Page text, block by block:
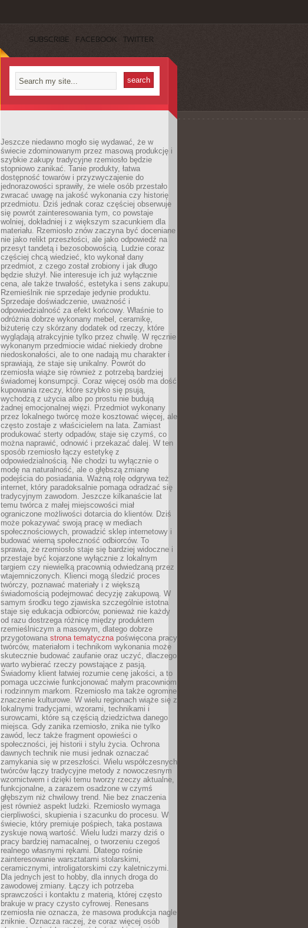
SUBSCRIBE FACEBOOK TWITTER
Jeszcze niedawno mogło się wydawać, że w
świecie zdominowanym przez masową produkcję i
szybkie zakupy tradycyjne rzemiosło będzie
stopniowo zanikać. Tanie produkty, łatwa
dostępność towarów i przyzwyczajenie do
jednorazowości sprawiły, że wiele osób przestało
zwracać uwagę na jakość wykonania czy historię
przedmiotu. Dziś jednak coraz częściej obserwuje
się powrót zainteresowania tym, co powstaje
wolniej, dokładniej i z większym szacunkiem dla
materiału. Rzemiosło znów zaczyna być doceniane
nie jako relikt przeszłości, ale jako odpowiedź na
przesyt tandetą i bezosobowością. Ludzie coraz
częściej chcą wiedzieć, kto wykonał dany
przedmiot, z czego został zrobiony i jak długo
będzie służył. Nie interesuje ich już wyłącznie
cena, ale także trwałość, estetyka i sens zakupu.
Rzemieślnik nie sprzedaje jedynie produktu.
Sprzedaje doświadczenie, uważność i
odpowiedzialność za efekt końcowy. Właśnie to
odróżnia dobrze wykonany mebel, ceramikę,
biżuterię czy skórzany dodatek od rzeczy, które
wyglądają atrakcyjnie tylko przez chwilę. W ręcznie
wykonanym przedmiocie widać niekiedy drobne
niedoskonałości, ale to one nadają mu charakter i
sprawiają, że staje się unikalny. Powrót do
rzemiosła wiąże się również z potrzebą bardziej
świadomej konsumpcji. Coraz więcej osób ma dość
kupowania rzeczy, które szybko się psują,
wychodzą z użycia albo po prostu nie budują
żadnej emocjonalnej więzi. Przedmiot wykonany
przez lokalnego twórcę może kosztować więcej, ale
często zostaje z właścicielem na lata. Zamiast
produkować sterty odpadów, staje się czymś, co
można naprawić, odnowić i przekazać dalej. W ten
sposób rzemiosło łączy estetykę z
odpowiedzialnością. Nie chodzi tu wyłącznie o
modę na naturalność, ale o głębszą zmianę
podejścia do posiadania. Ważną rolę odgrywa też
internet, który paradoksalnie pomaga odradzać się
tradycyjnym zawodom. Jeszcze kilkanaście lat
temu twórca z małej miejscowości miał
ograniczone możliwości dotarcia do klientów. Dziś
może pokazywać swoją pracę w mediach
społecznościowych, prowadzić sklep internetowy i
budować wierną społeczność odbiorców. To
sprawia, że rzemiosło staje się bardziej widoczne i
przestaje być kojarzone wyłącznie z lokalnym
targiem czy niewielką pracownią odwiedzaną przez
wtajemniczonych. Klienci mogą śledzić proces
twórczy, poznawać materiały i z większą
świadomością podejmować decyzję zakupową. W
samym środku tego zjawiska szczególnie istotna
staje się edukacja odbiorców, ponieważ nie każdy
od razu dostrzega różnicę między produktem
rzemieślniczym a masowym, dlatego dobrze
przygotowana strona tematycznapoświęcona pracy
twórców, materiałom i technikom wykonania może
skutecznie budować zaufanie oraz uczyć, dlaczego
warto wybierać rzeczy powstające z pasją.
Świadomy klient łatwiej rozumie cenę jakości, a to
pomaga uczciwie funkcjonować małym pracowniom
i rodzinnym markom. Rzemiosło ma także ogromne
znaczenie kulturowe. W wielu regionach wiąże się z
lokalnymi tradycjami, wzorami, technikami i
surowcami, które są częścią dziedzictwa danego
miejsca. Gdy zanika rzemiosło, znika nie tylko
zawód, lecz także fragment opowieści o
społeczności, jej historii i stylu życia. Ochrona
dawnych technik nie musi jednak oznaczać
zamykania się w przeszłości. Wielu współczesnych
twórców łączy tradycyjne metody z nowoczesnym
wzornictwem i dzięki temu tworzy rzeczy aktualne,
funkcjonalne, a zarazem osadzone w czymś
głębszym niż chwilowy trend. Nie bez znaczenia
jest również aspekt ludzki. Rzemiosło wymaga
cierpliwości, skupienia i szacunku do procesu. W
świecie, który premiuje pośpiech, taka postawa
zyskuje nową wartość. Wielu ludzi marzy dziś o
pracy bardziej namacalnej, o tworzeniu czegoś
realnego własnymi rękami. Dlatego rośnie
zainteresowanie warsztatami stolarskimi,
ceramicznymi, introligatorskimi czy kaletniczymi.
Dla jednych jest to hobby, dla innych droga do
zawodowej zmiany. Łączy ich potrzeba
sprawczości i kontaktu z materią, której często
brakuje w pracy czysto cyfrowej. Renesans
rzemiosła nie oznacza, że masowa produkcja nagle
zniknie. Oznacza raczej, że coraz więcej osób